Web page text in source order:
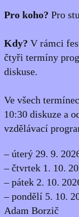
Pro koho? Pro
Kdy? V rámci
čtyři termíny
diskuse.
Ve všech
10:30 diskuze a
vzdělávací
– úterý 29. 9.
– čtvrtek 1. 10.
– pátek 2. 10.
– pondělí 5. 10.
Adam Borzič